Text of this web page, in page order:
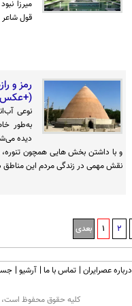
میرزا
قول شاعر
رمز و
نوعی
به‌طور
دیده
و با داشتن بخش هایی همچون
نقش مهمی در زندگی مردم این مناطق
بعدی 1 2
درباره عصرایران تماس با ما آرشیو
كليه حقوق محفوظ است،